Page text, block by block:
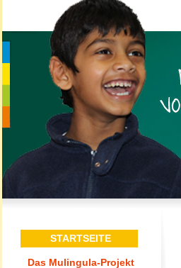
STARTSEITE
Das Mulingula-Projekt